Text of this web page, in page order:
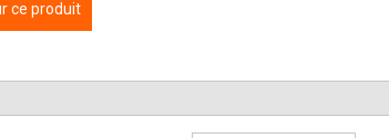
ce produit